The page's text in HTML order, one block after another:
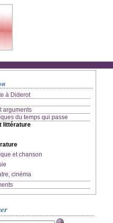
à Diderot
arguments
du temps qui passe
littérature
et chanson
cinéma